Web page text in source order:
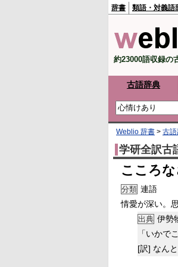
辞書 類語・対義語
約23000語収録の
古語辞典
Weblio 辞書 > 古語
学研全訳古
こころな
分類 連語
情愛が深い。
出典 伊勢
「いかで
[訳] なん